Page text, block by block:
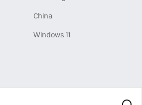
China
Windows 11